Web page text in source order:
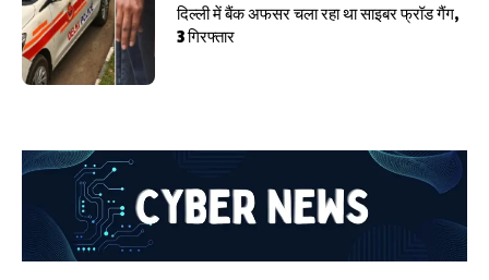
दिल्ली में बैंक अफसर चला रहा था साइबर फ्रॉड गैंग,
3 गिरफ्तार